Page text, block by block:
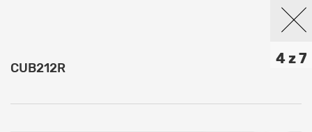
4 z 7
CUB212R